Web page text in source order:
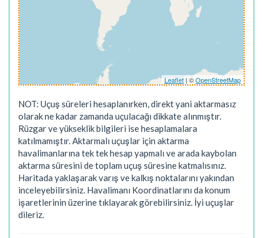
Leaflet | ©OpenStreetMap
NOT: Uçuş süreleri hesaplanırken, direkt yani aktarmasız
olarak ne kadar zamanda uçulacağı dikkate alınmıştır.
Rüzgar ve yükseklik bilgileri ise hesaplamalara
katılmamıştır. Aktarmalı uçuşlar için aktarma
havalimanlarına tek tek hesap yapmalı ve arada kaybolan
aktarma süresini de toplam uçuş süresine katmalısınız.
Haritada yaklaşarak varış ve kalkış noktalarını yakından
inceleyebilirsiniz. Havalimanı Koordinatlarını da konum
işaretlerinin üzerine tıklayarak görebilirsiniz. İyi uçuşlar
dileriz.